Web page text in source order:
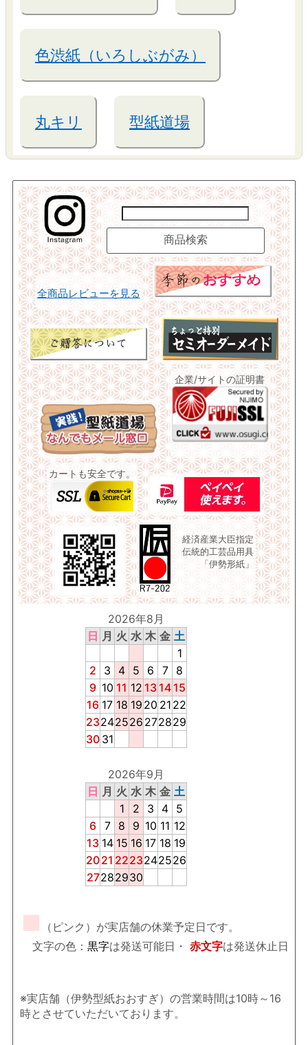
色渋紙（いろしぶがみ）
丸キリ 型紙道場
全商品レビューを見る
企業/サイトの証明書
カートも安全です。
経済産業大臣指定
伝統的工芸品用具
「伊勢形紙」
2026年8月
日 月 火 水 木 金 土
1
2
3 4 5 6 7
8
9 10 11 12 13 14 15
16 17 18 19 20 21 22
23242526 272829
30 31
2026年9月
日 月 火 水 木 金 土
1
2 3 4 5
6 7 8 9 10 11 12
13 14 15 16 17 18 19
2021 2223242526
27282930
■
（ピンク）が実店舗の休業予定日です。
文字の色： 黒字は発送可能日・ 赤文字は発送休止日
※実店舗（伊勢型紙おおすぎ）の営業時間は10時～16
時とさせていただいております。